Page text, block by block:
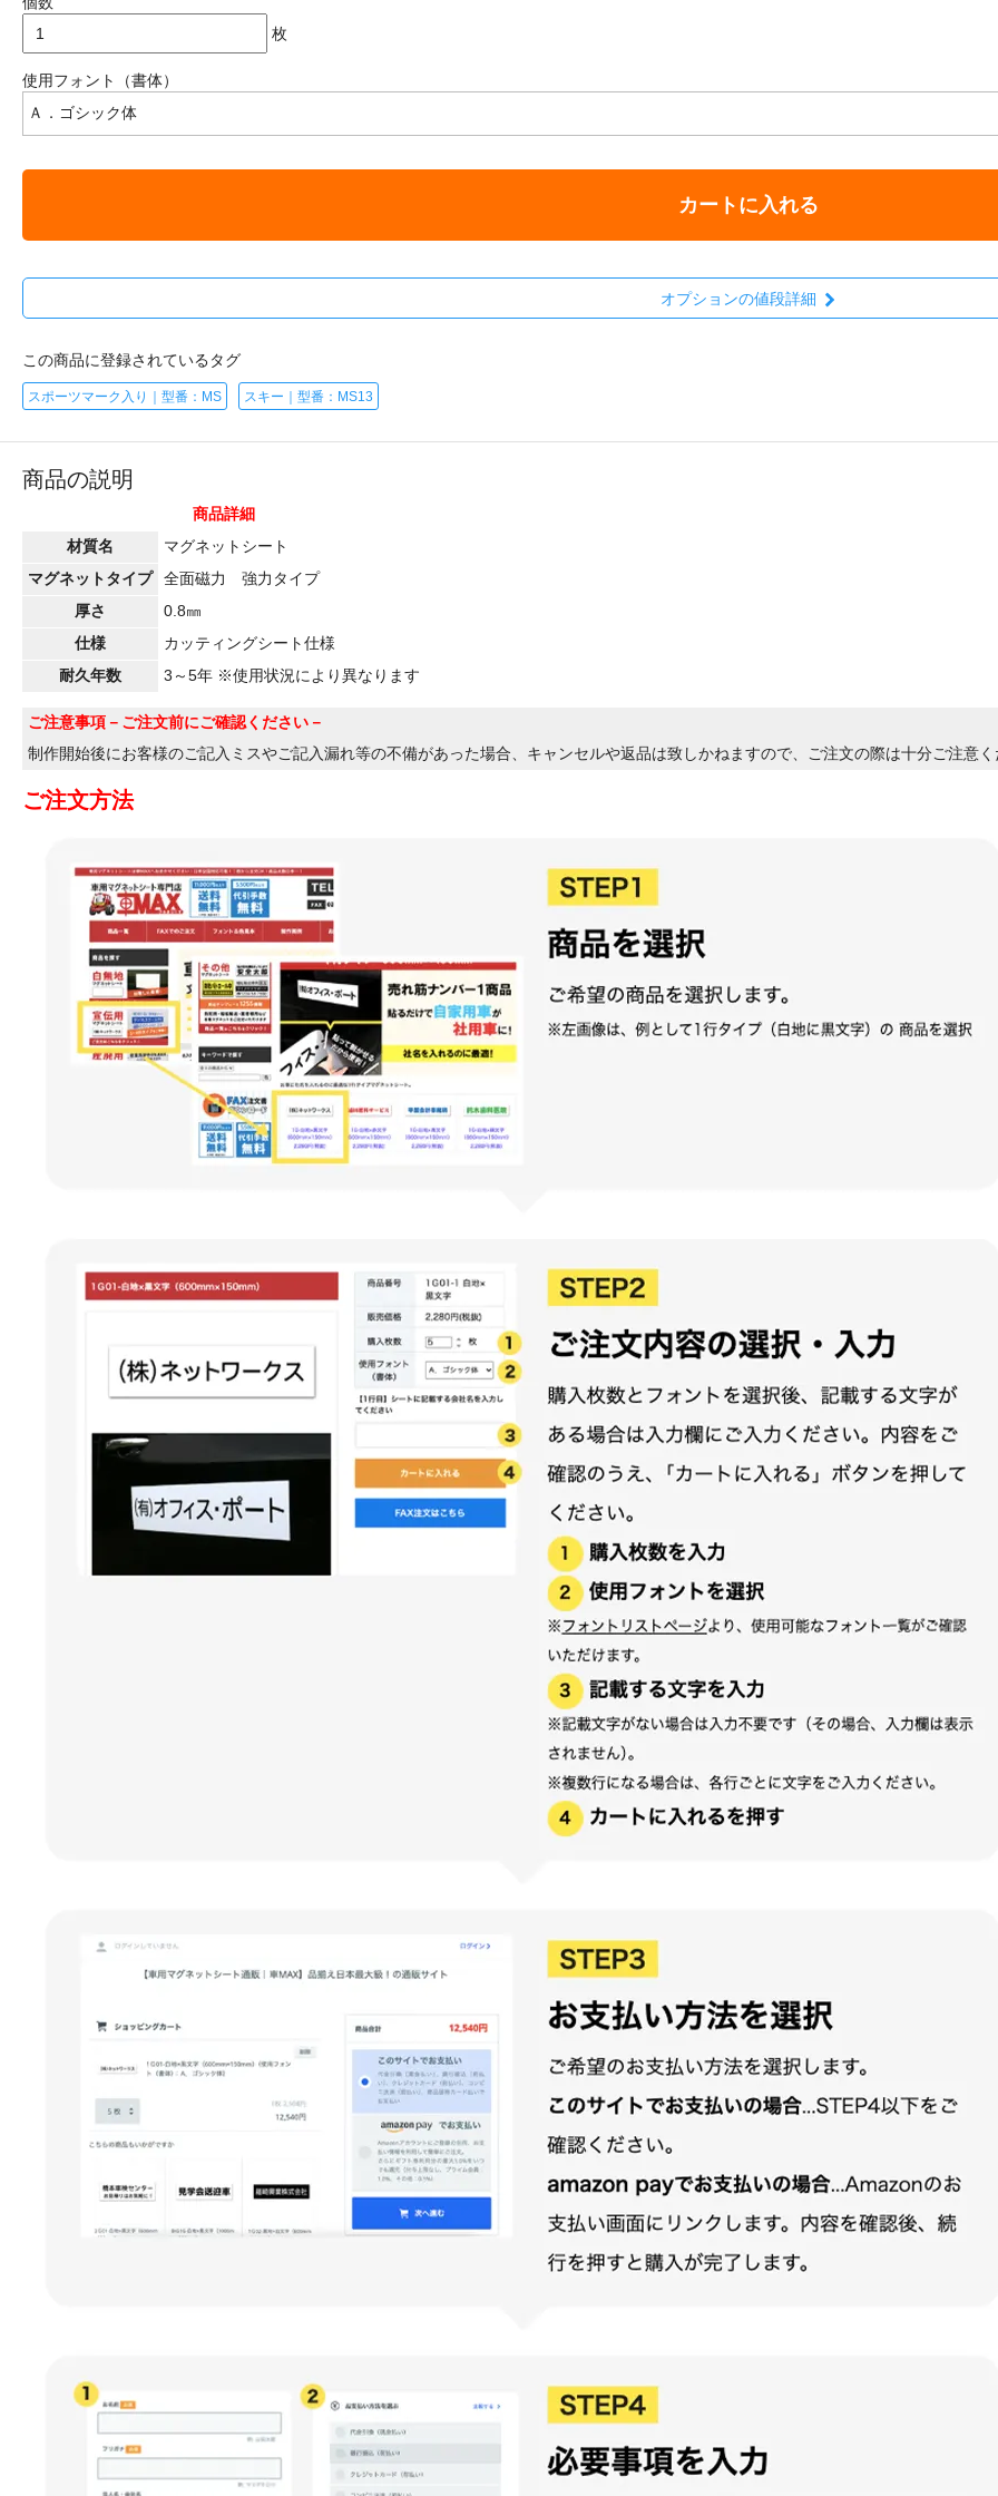
枚
使用フォント（書体）
カートに入れる
オプションの値段詳細
この商品に登録されているタグ
スポーツマーク入り｜型番：MS スキー｜型番：MS13
商品の説明
商品詳細
材質名
マグネットシート
マグネットタイプ
全面磁力 強力タイプ
厚さ
0.8㎜
仕様
カッティングシート仕様
耐久年数
3～5年 ※使用状況により異なります
ご注意事項 －ご注文前にご確認ください－
制作開始後にお客様のご記入ミスやご記入漏れ等の不備があった場合、キャンセルや返品は致しかねますので、ご注文の際は十分ご注意
ご注文方法